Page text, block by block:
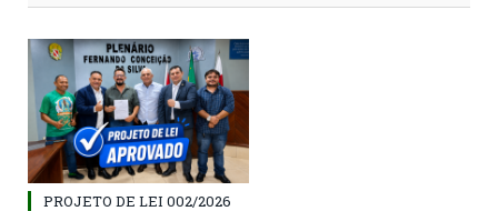
PROJETO DE LEI 002/2026